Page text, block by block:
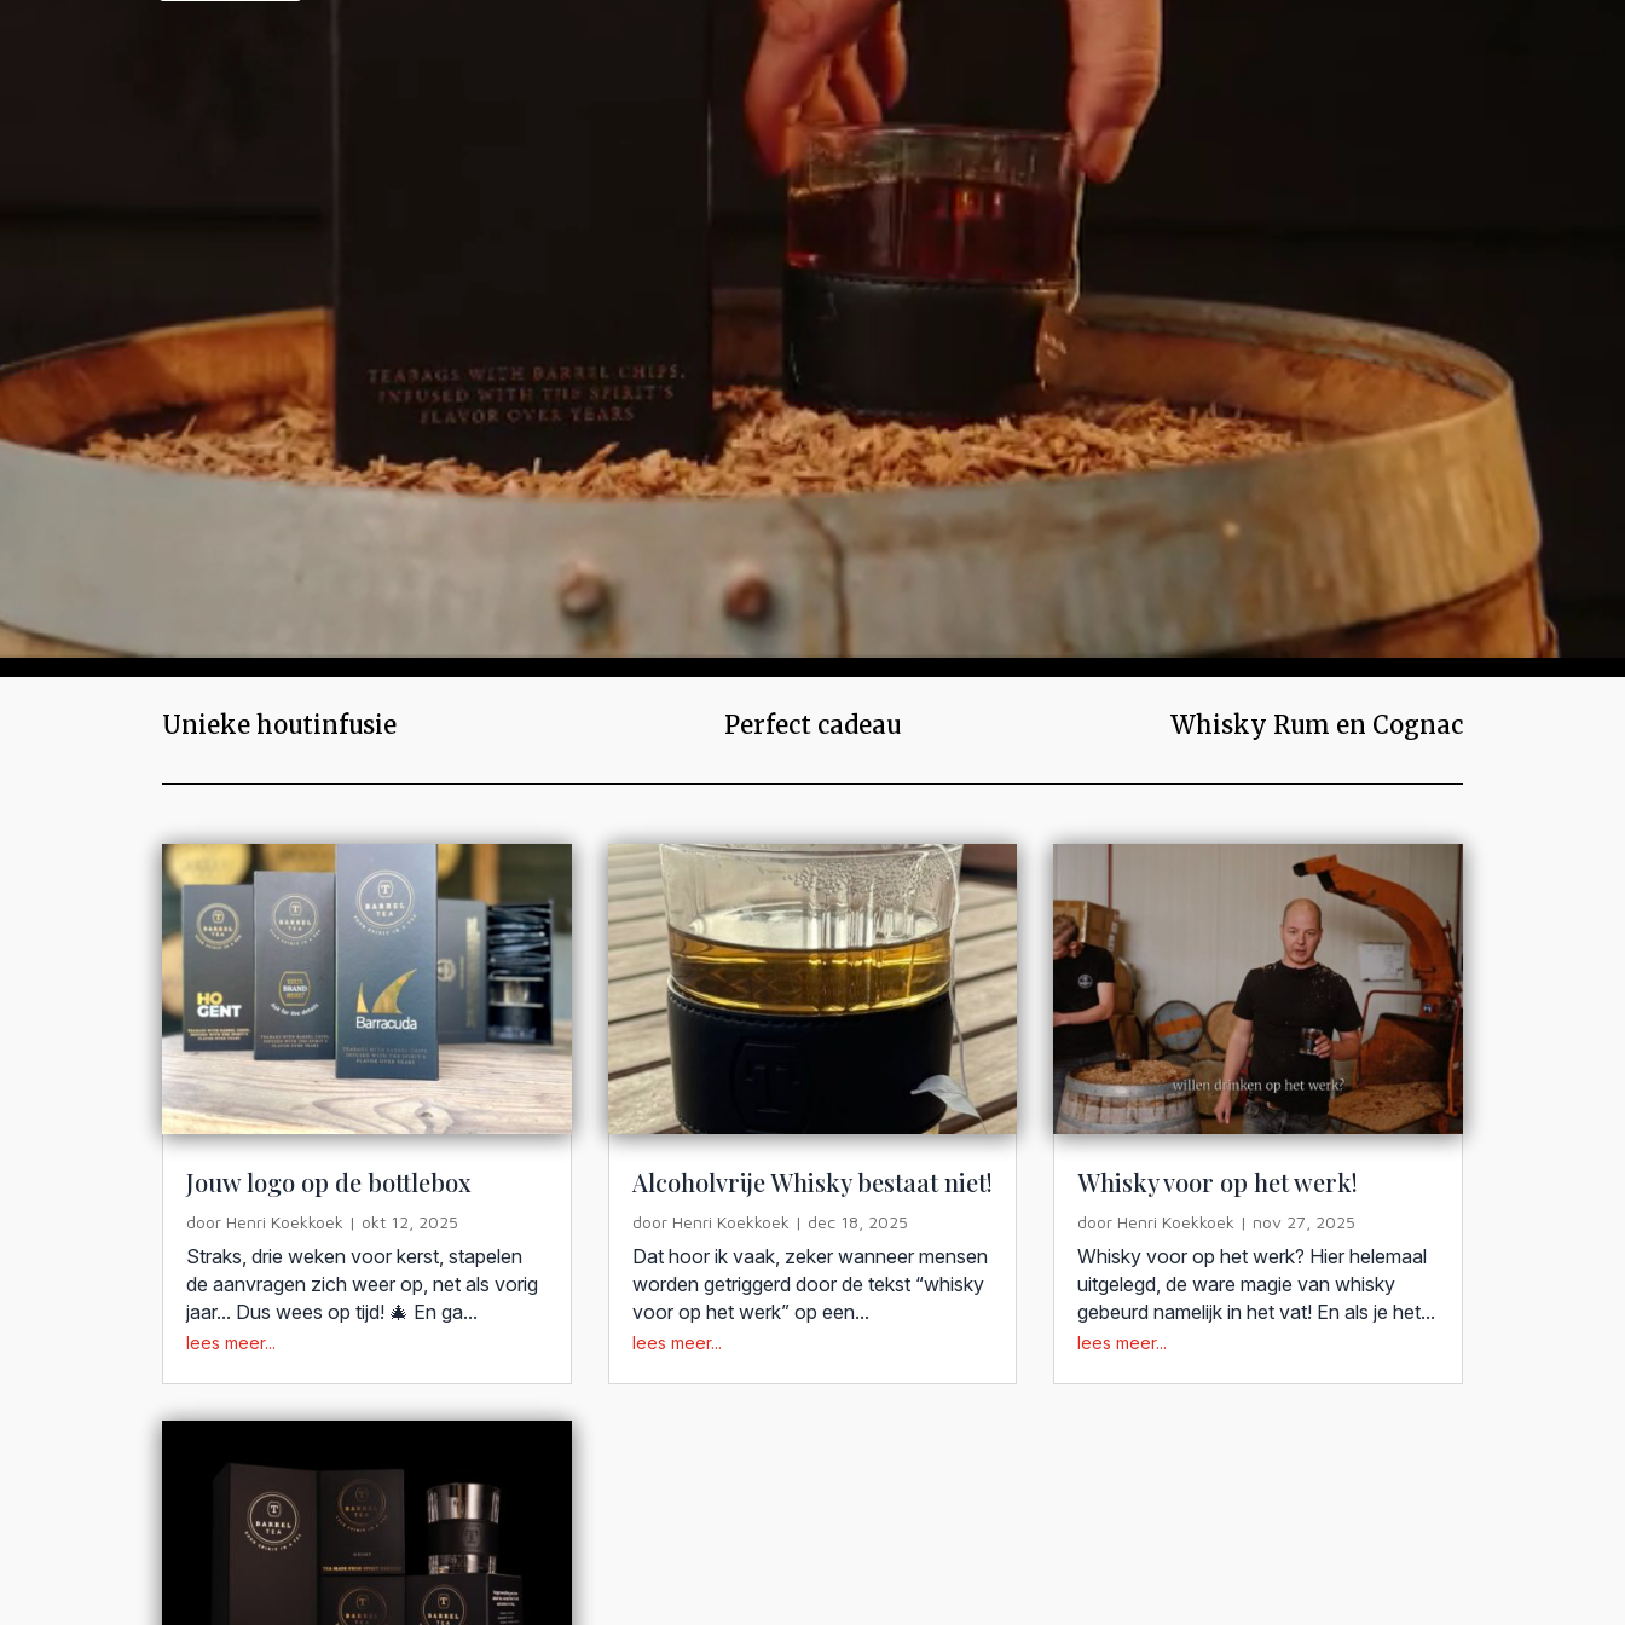
Unieke houtinfusie Perfect cadeau Whisky Rum en Cognac
Jouw logo op de bottlebox
door Henri Koekkoek | okt 12, 2025
Straks, drie weken voor kerst, stapelen
de aanvragen zich weer op, net als vorig
jaar... Dus wees op tijd! 🎄 En ga...
lees meer...
Alcoholvrije Whisky bestaat niet!
door Henri Koekkoek | dec 18, 2025
Dat hoor ik vaak, zeker wanneer mensen
worden getriggerd door de tekst “whisky
voor op het werk” op een...
lees meer...
Whisky voor op het werk!
door Henri Koekkoek | nov 27, 2025
Whisky voor op het werk? Hier helemaal
uitgelegd, de ware magie van whisky
gebeurd namelijk in het vat! En als je het...
lees meer...